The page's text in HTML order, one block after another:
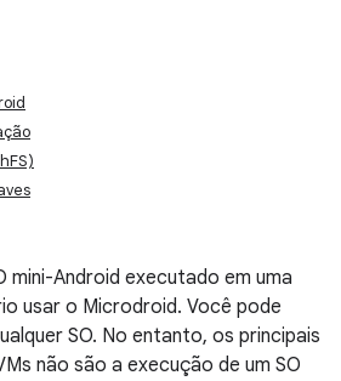
mini-Android executado em uma
usar o Microdroid. Você pode
SO. No entanto, os principais
não são a execução de um SO